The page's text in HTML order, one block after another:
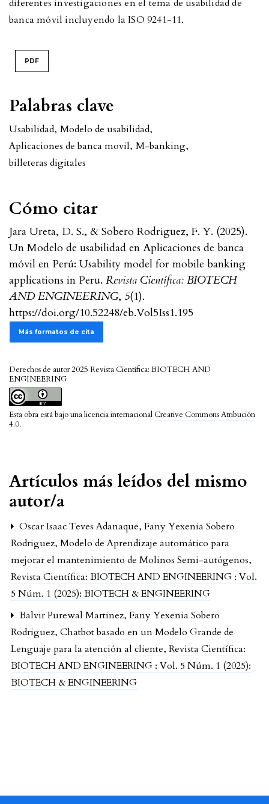
Palabras clave
Usabilidad, Modelo de usabilidad,
Aplicaciones de banca movil, M-banking,
billeteras digitales
Cómo citar
Jara Ureta, D. S., & Sobero Rodriguez, F. Y. (2025).
Un Modelo de usabilidad en Aplicaciones de banca
móvil en Perú: Usability model for mobile banking
applications in Peru. Revista Científica: BIOTECH
AND ENGINEERING, 5(1).
https://doi.org/10.52248/eb.Vol5Iss1.195
Más formatos de cita
Derechos de autor 2025 Revista Científica: BIOTECH AND
ENGINEERING
Esta obra está bajo una licencia internacional Creative Commons Atribución
4.0.
diferentes investigaciones en el tema de usabilidad de
banca móvil incluyendo la ISO 9241-11.
PDF
Artículos más leídos del mismo
autor/a
Oscar Isaac Teves Adanaque, Fany Yexenia Sobero
Rodriguez, Modelo de Aprendizaje automático para
mejorar el mantenimiento de Molinos Semi-autógenos,
Revista Científica: BIOTECH AND ENGINEERING : Vol.
5 Núm. 1 (2025): BIOTECH & ENGINEERING
Balvir Purewal Martinez, Fany Yexenia Sobero
Rodriguez, Chatbot basado en un Modelo Grande de
Lenguaje para la atención al cliente, Revista Científica:
BIOTECH AND ENGINEERING : Vol. 5 Núm. 1 (2025):
BIOTECH & ENGINEERING